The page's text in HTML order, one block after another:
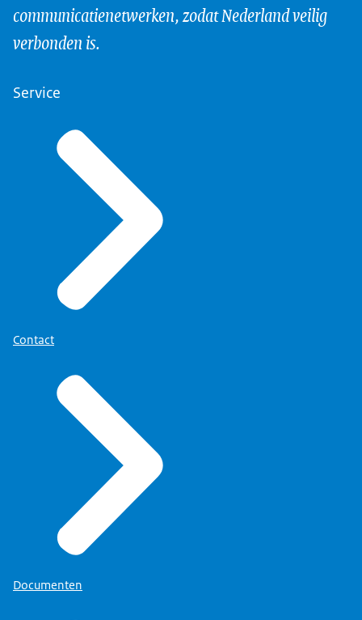
communicatienetwerken, zodat Nederland veilig
verbonden is.
Service
Contact
Documenten